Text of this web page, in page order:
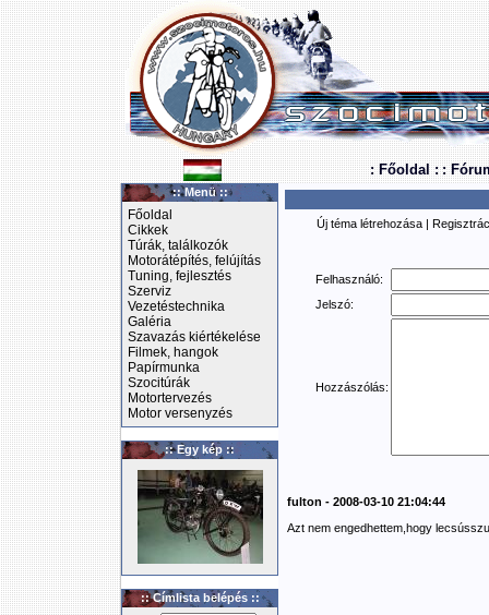
: Főoldal : :
:: Menü ::
Főoldal
Cikkek
Túrák, találkozók
Motorátépítés, felújítás
Tuning, fejlesztés
Szerviz
Vezetéstechnika
Galéria
Szavazás kiértékelése
Filmek, hangok
Papírmunka
Szocitúrák
Motortervezés
Motor versenyzés
:: Egy kép ::
:: Címlista belépés ::
Új téma létrehozása |
Felhasználó:
Jelszó:
Hozzászólás:
fulton - 2008-03-10 21:04:44
Azt nem engedhettem,hogy